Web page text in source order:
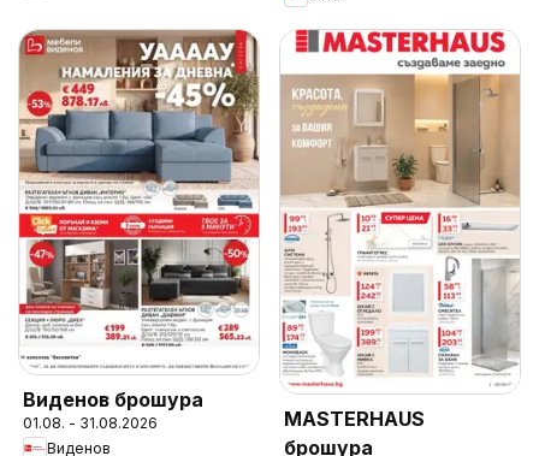
Виденов брошура
01.08. - 31.08.2026
Виденов
MASTERHAUS
брошура